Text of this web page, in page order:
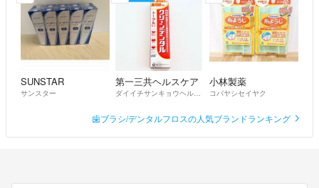
SUNSTAR
サンスター
第一三共ヘルスケア
ダイイチサンキョウヘルスケア
小林製薬
コバヤシセイヤク
歯ブラシ/デンタルフロスの人気ブランドランキング